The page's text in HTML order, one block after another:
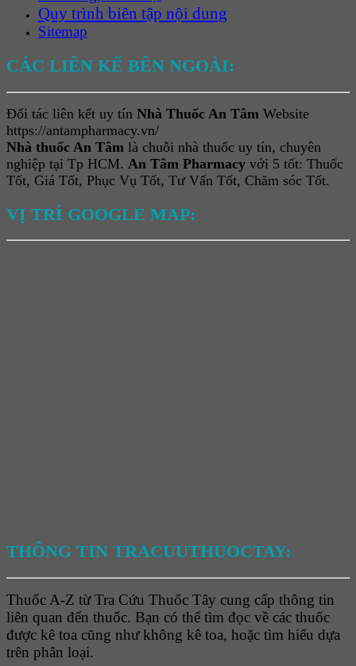
Quy trình biên tập nội dung
Sitemap
CÁC LIÊN KẾ BÊN NGOÀI:
Đối tác liên kết uy tín Nhà Thuốc An Tâm Website
https://antampharmacy.vn/
Nhà thuốc An Tâm là chuỗi nhà thuốc uy tín, chuyên
nghiệp tại Tp HCM. An Tâm Pharmacy với 5 tốt: Thuốc
Tốt, Giá Tốt, Phục Vụ Tốt, Tư Vấn Tốt, Chăm sóc Tốt.
VỊ TRÍ GOOGLE MAP:
THÔNG TIN TRACUUTHUOCTAY:
Thuốc A-Z từ Tra Cứu Thuốc Tây cung cấp thông tin
liên quan đến thuốc. Bạn có thể tìm đọc về các thuốc
được kê toa cũng như không kê toa, hoặc tìm hiểu dựa
trên phân loại.